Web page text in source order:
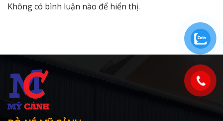
Không có bình luận nào để hiển thị.